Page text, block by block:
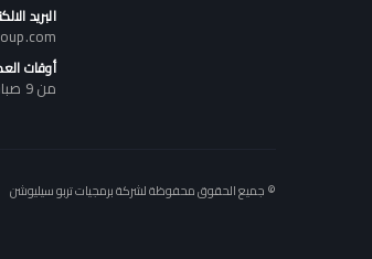
البريد
أوقات
من 9 صباحاً إلى 6 مساءاً / من السبت إلى الخميس
© جميع الحقوق محفوظة لشركة برمجيات تربو سيليوشن